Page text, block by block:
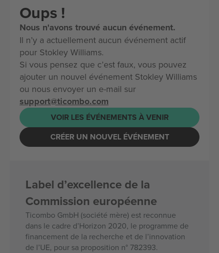
Oups !
Nous n'avons trouvé aucun événement.
Il n’y a actuellement aucun événement actif
pour Stokley Williams.
Si vous pensez que c’est faux, vous pouvez
ajouter un nouvel événement Stokley Williams
ou nous envoyer un e-mail sur
support@ticombo.com
VOIR LES ÉVÉNEMENTS À VENIR
CRÉER UN NOUVEL ÉVÉNEMENT
Label d’excellence de la
Commission européenne
Ticombo GmbH (société mère) est reconnue
dans le cadre d’Horizon 2020, le programme de
financement de la recherche et de l’innovation
de l’UE, pour sa proposition n° 782393.